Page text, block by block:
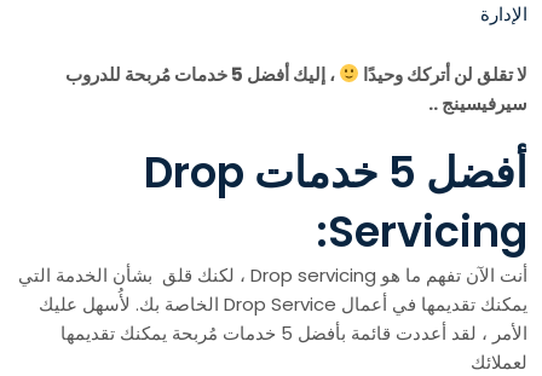
الإدارة
لا تقلق لن أتركك وحيدًا
، إليك أفضل 5 خدمات مُربحة للدروب
سيرفيسينج ..
أفضل 5 خدمات Drop
Servicing:
أنت الآن تفهم ما هو Drop servicing ، لكنك قلق بشأن الخدمة التي
يمكنك تقديمها في أعمال Drop Service الخاصة بك. لأُسهل عليك
الأمر ، لقد أعددت قائمة بأفضل 5 خدمات مُربحة يمكنك تقديمها
لعملائك